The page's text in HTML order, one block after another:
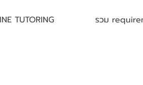
TUTORING รวม